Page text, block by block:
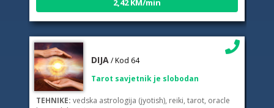
TEHNIKE:vedska astrologija (jyotish), reiki, tarot, oracle
karte, duhovni razgovori